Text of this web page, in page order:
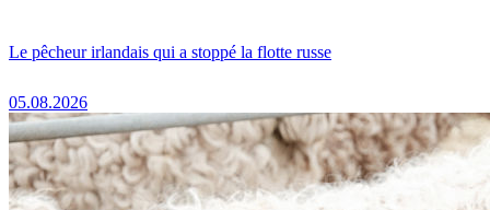
Le pêcheur irlandais qui a stoppé la flotte russe
05.08.2026